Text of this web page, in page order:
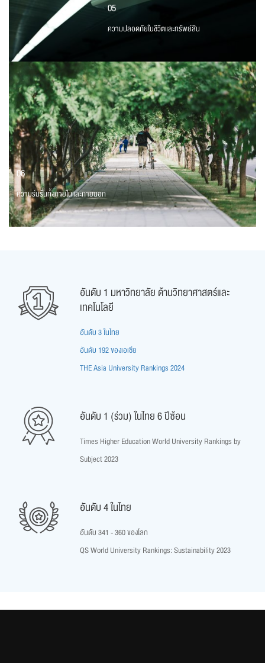
05
ความปลอดภัยในชีวิตและทรัพย์สิน
06
ความร่มรื่นทั้งภายในและภายนอก
อันดับ 1 มหาวิทยาลัย ด้านวิทยาศาสตร์และ
เทคโนโลยี
อันดับ 3 ในไทย
อันดับ 192 ของเอเชีย
THE Asia University Rankings 2024
อันดับ 1 (ร่วม) ในไทย 6 ปีซ้อน
Times Higher Education World University Rankings by
Subject 2023
อันดับ 4 ในไทย
อันดับ 341 - 360 ของโลก
QS World University Rankings: Sustainability 2023